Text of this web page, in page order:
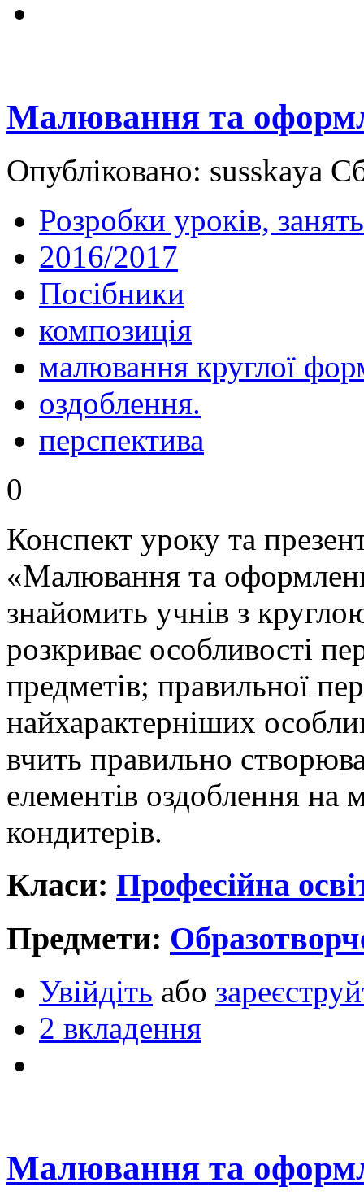
Малювання та
Опубліковано: susskaya
Розробки уроків, занять
2016/2017
Посібники
композиція
малювання круглої
оздоблення.
перспектива
0
Конспект уроку та
«Малювання та
знайомить учнів з
розкриває особливості
предметів; правильної
найхарактерніших
вчить правильно
елементів оздоблення на
кондитерів.
Класи: Професійна
Предмети:
Увійдіть або
2 вкладення
Малювання та